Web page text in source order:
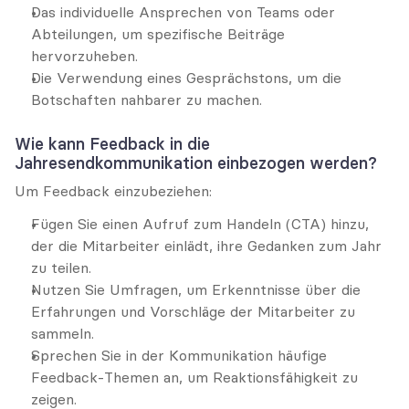
Das individuelle Ansprechen von Teams oder
Abteilungen, um spezifische Beiträge
hervorzuheben.
Die Verwendung eines Gesprächstons, um die
Botschaften nahbarer zu machen.
Wie kann Feedback in die
Jahresendkommunikation einbezogen werden?
Um Feedback einzubeziehen:
Fügen Sie einen Aufruf zum Handeln (CTA) hinzu,
der die Mitarbeiter einlädt, ihre Gedanken zum Jahr
zu teilen.
Nutzen Sie Umfragen, um Erkenntnisse über die
Erfahrungen und Vorschläge der Mitarbeiter zu
sammeln.
Sprechen Sie in der Kommunikation häufige
Feedback-Themen an, um Reaktionsfähigkeit zu
zeigen.